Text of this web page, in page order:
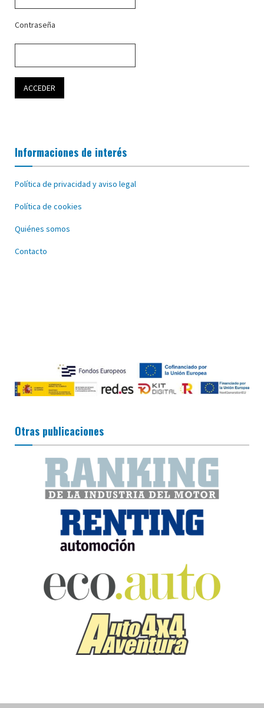
Contraseña
Informaciones de interés
Política de privacidad y aviso legal
Política de cookies
Quiénes somos
Contacto
Otras publicaciones